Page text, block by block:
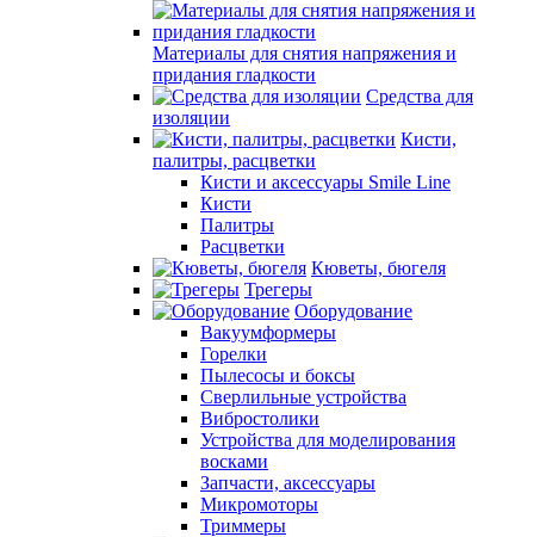
Материалы для снятия напряжения и
придания гладкости
Средства для
изоляции
Кисти,
палитры, расцветки
Кисти и аксессуары Smile Line
Кисти
Палитры
Расцветки
Кюветы, бюгеля
Трегеры
Оборудование
Вакуумформеры
Горелки
Пылесосы и боксы
Сверлильные устройства
Вибростолики
Устройства для моделирования
восками
Запчасти, аксессуары
Микромоторы
Триммеры